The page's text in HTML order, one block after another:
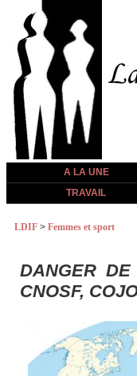
A LA UNE
TRAVAIL
LDIF > Femmes et sport
DANGER
CNOSF,